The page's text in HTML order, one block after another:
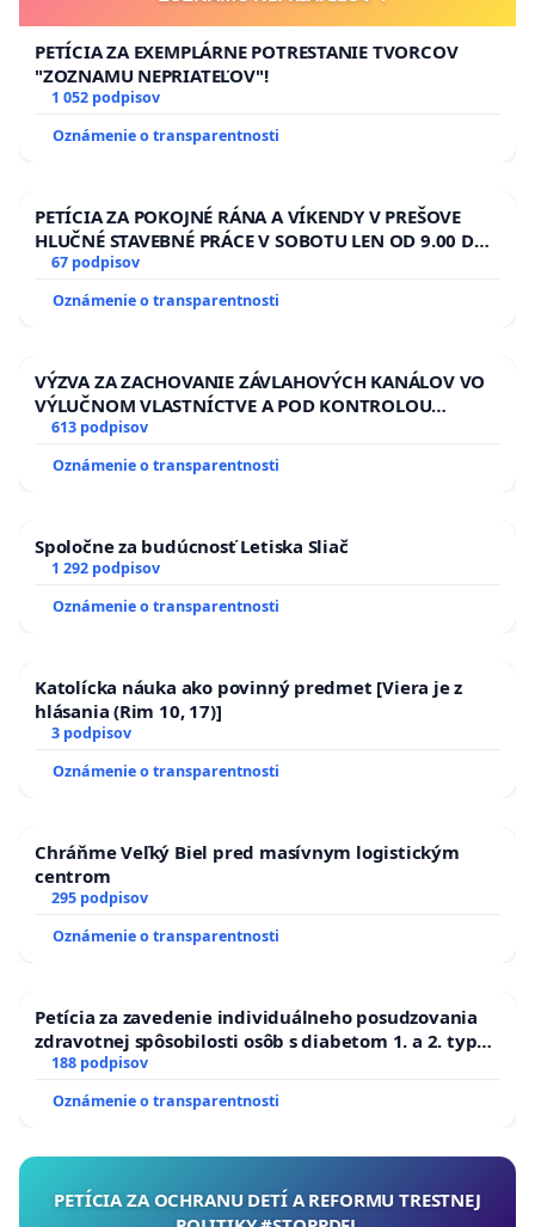
PETÍCIA ZA EXEMPLÁRNE POTRESTANIE TVORCOV
"ZOZNAMU NEPRIATEĽOV"!
1 052 podpisov
Oznámenie o transparentnosti
PETÍCIA ZA POKOJNÉ RÁNA A VÍKENDY V PREŠOVE
HLUČNÉ STAVEBNÉ PRÁCE V SOBOTU LEN OD 9.00 DO
13.00 HOD., CEZ PRACOVNÝ TÝŽDEŇ CIEĽ 8.00 – 18.00
ĎUMBIERSKEJ/MAGU
67 podpisov
Oznámenie o transparentnosti
VÝZVA ZA ZACHOVANIE ZÁVLAHOVÝCH KANÁLOV VO
VÝLUČNOM VLASTNÍCTVE A POD KONTROLOU
SLOVENSKEJ REPUBLIKY & žiadosť na riešenie
kanálov na Slovensku
613 podpisov
Oznámenie o transparentnosti
Spoločne za budúcnosť Letiska Sliač
1 292 podpisov
Oznámenie o transparentnosti
Katolícka náuka ako povinný predmet [Viera je z
hlásania (Rim 10, 17)]
3 podpisov
Oznámenie o transparentnosti
Chráňme Veľký Biel pred masívnym logistickým
centrom
295 podpisov
Oznámenie o transparentnosti
Petícia za zavedenie individuálneho posudzovania
zdravotnej spôsobilosti osôb s diabetom 1. a 2. typu
pri prijímaní do Policajného zboru SR
188 podpisov
Oznámenie o transparentnosti
PETÍCIA ZA OCHRANU DETÍ A REFORMU TRESTNEJ